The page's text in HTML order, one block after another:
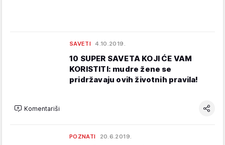
SAVETI 4.10.2019.
10 SUPER SAVETA KOJI ĆE VAM
KORISTITI: mudre žene se
pridržavaju ovih životnih pravila!
Komentariši
POZNATI 20.6.2019.